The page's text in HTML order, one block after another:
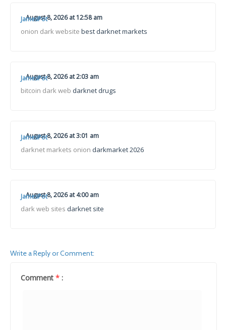
JamesPot
August 8, 2026 at 12:58 am
onion dark website best darknet markets
JamesPot
August 8, 2026 at 2:03 am
bitcoin dark web darknet drugs
JamesPot
August 8, 2026 at 3:01 am
darknet markets onion darkmarket 2026
JamesPot
August 8, 2026 at 4:00 am
dark web sites darknet site
Write a Reply or Comment:
Comment * :